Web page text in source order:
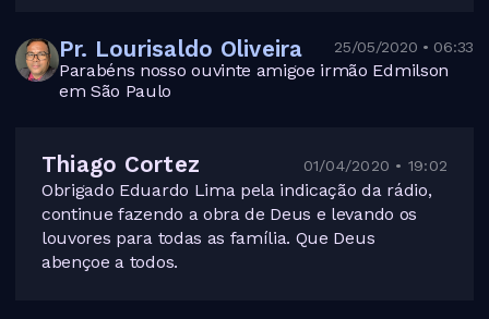
Pr. Lourisaldo Oliveira 25/05/2020 • 06:33
Parabéns nosso ouvinte amigoe irmão Edmilson
em São Paulo
Thiago Cortez 01/04/2020 • 19:02
Obrigado Eduardo Lima pela indicação da rádio,
continue fazendo a obra de Deus e levando os
louvores para todas as família. Que Deus
abençoe a todos.